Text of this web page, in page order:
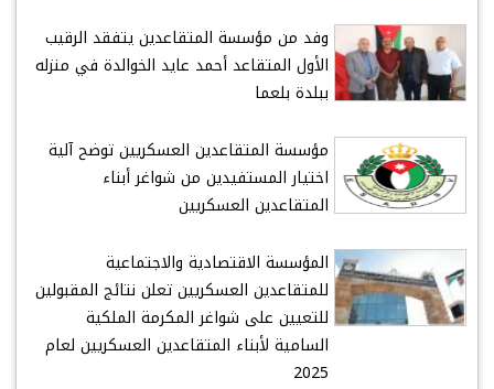
وفد من مؤسسة المتقاعدين يتفقد الرقيب
الأول المتقاعد أحمد عايد الخوالدة في منزله
ببلدة بلعما
مؤسسة المتقاعدين العسكريين توضح آلية
اختيار المستفيدين من شواغر أبناء
المتقاعدين العسكريين
المؤسسة الاقتصادية والاجتماعية
للمتقاعدين العسكريين تعلن نتائج المقبولين
للتعيين على شواغر المكرمة الملكية
السامية لأبناء المتقاعدين العسكريين لعام
2025